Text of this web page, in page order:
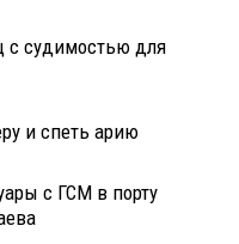
с судимостью для
и спеть арию
с ГСМ в порту